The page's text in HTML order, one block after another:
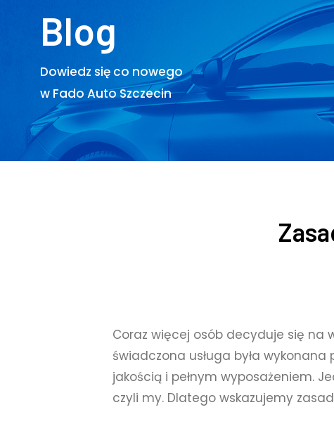
Blog
Dowiedz się co nowego
w Fado Auto Szczecin
Coraz więcej osób decyduje się
świadczona usługa była
jakością i pełnym wyposażeniem.
czyli my. Dlatego wskazujemy